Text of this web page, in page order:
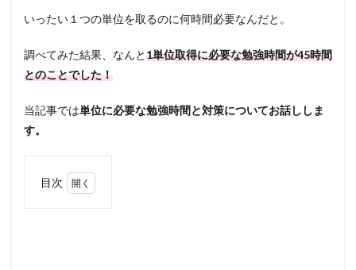
いったい１つの単位を取るのに何時間必要なんだと。
調べてみた結果、なんと1単位取得に必要な勉強時間が45時間
とのことでした！
当記事では単位に必要な勉強時間と対策についてお話ししま
す。
目次